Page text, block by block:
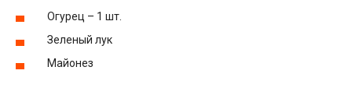
Огурец – 1 шт.
Зеленый лук
Майонез